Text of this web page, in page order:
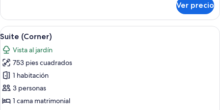
balcón,
vista
al
jardín
Club
con
2
camas
individuales,
balcón,
vista
al
jardín
Ver precio
Abrir
todas
las
fotos
de
Suite
(Corner)
Habitación de hotel con una cama
6
Suite (Corner)
Vista al jardín
753 pies cuadrados
1 habitación
3 personas
1 cama matrimonial